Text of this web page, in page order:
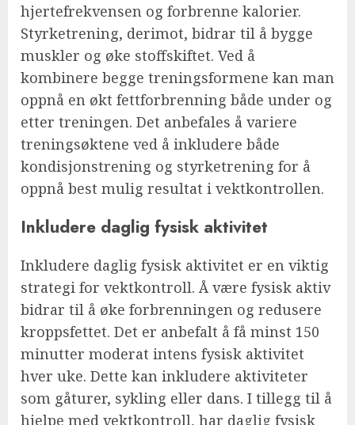
hjertefrekvensen og forbrenne kalorier.
Styrketrening, derimot, bidrar til å bygge
muskler og øke stoffskiftet. Ved å
kombinere begge treningsformene kan man
oppnå en økt fettforbrenning både under og
etter treningen. Det anbefales å variere
treningsøktene ved å inkludere både
kondisjonstrening og styrketrening for å
oppnå best mulig resultat i vektkontrollen.
Inkludere daglig fysisk aktivitet
Inkludere daglig fysisk aktivitet er en viktig
strategi for vektkontroll. Å være fysisk aktiv
bidrar til å øke forbrenningen og redusere
kroppsfettet. Det er anbefalt å få minst 150
minutter moderat intens fysisk aktivitet
hver uke. Dette kan inkludere aktiviteter
som gåturer, sykling eller dans. I tillegg til å
hjelpe med vektkontroll, har daglig fysisk